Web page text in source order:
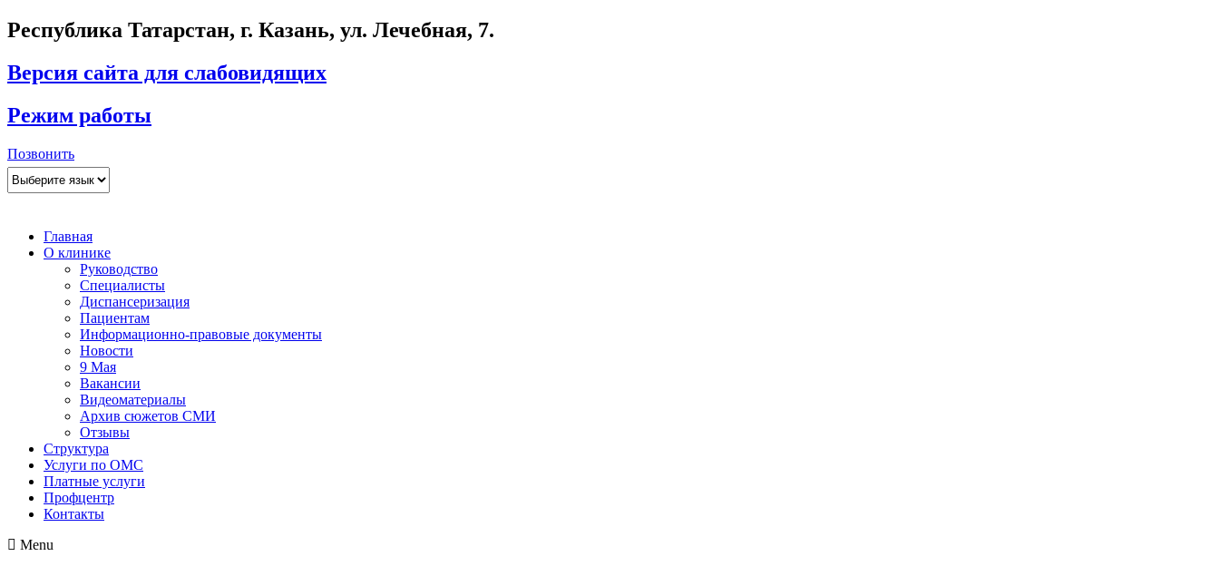
Республика Татарстан, г. Казань, ул. Лечебная, 7.
Версия сайта для слабовидящих
Режим работы
Позвонить
Главная
О клинике
Руководство
Специалисты
Диспансеризация
Пациентам
Информационно-правовые документы
Новости
9 Мая
Вакансии
Видеоматериалы
Архив сюжетов СМИ
Отзывы
Структура
Услуги по ОМС
Платные услуги
Профцентр
Контакты
Menu